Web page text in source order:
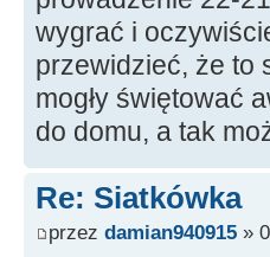
wygrać i
przewidzieć, że to
mogły świętować
do domu, a tak
Re: Siatkówka
przez damian940915 »